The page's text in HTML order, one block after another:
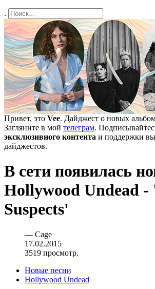
.
Привет, это Vee. Дайджест о новых
Загляните в мой телеграм.
эксклюзивного контента и поддержки
дайджестов.
В сети появилась
Hollywood Undead -
Suspects'
— Cage
17.02.2015
3519 просмотр.
Новые песни
Hollywood Undead